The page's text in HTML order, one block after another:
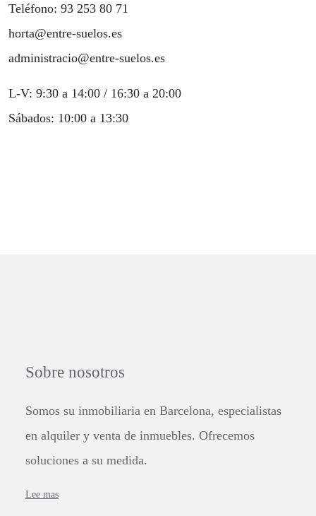
Teléfono: 93 253 80 71
horta@entre-suelos.es
administracio@entre-suelos.es
L-V: 9:30 a 14:00 / 16:30 a 20:00
Sábados: 10:00 a 13:30
Sobre nosotros
Somos su inmobiliaria en Barcelona, especialistas
en alquiler y venta de inmuebles. Ofrecemos
soluciones a su medida.
Lee mas